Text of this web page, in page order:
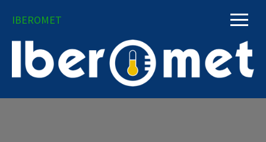
IBEROMET